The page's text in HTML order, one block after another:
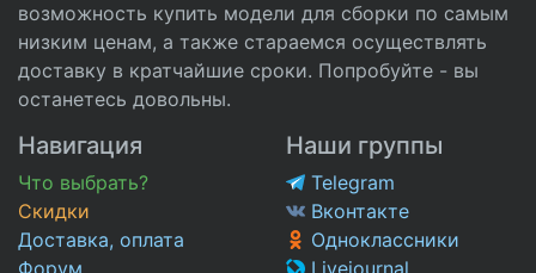
возможность купить модели для сборки по самым
низким ценам, а также стараемся осуществлять
доставку в кратчайшие сроки. Попробуйте - вы
останетесь довольны.
Навигация
Что выбрать?
Скидки
Доставка, оплата
Форум
Наши группы
Telegram
Вконтакте
Одноклассники
Livejournal